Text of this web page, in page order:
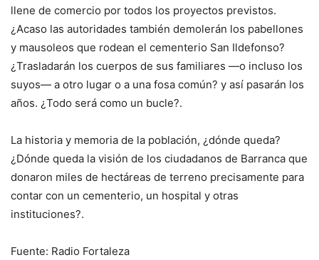
llene de comercio por todos los proyectos previstos.
¿Acaso las autoridades también demolerán los pabellones
y mausoleos que rodean el cementerio San Ildefonso?
¿Trasladarán los cuerpos de sus familiares —o incluso los
suyos— a otro lugar o a una fosa común? y así pasarán los
años. ¿Todo será como un bucle?.
La historia y memoria de la población, ¿dónde queda?
¿Dónde queda la visión de los ciudadanos de Barranca que
donaron miles de hectáreas de terreno precisamente para
contar con un cementerio, un hospital y otras
instituciones?.
Fuente: Radio Fortaleza